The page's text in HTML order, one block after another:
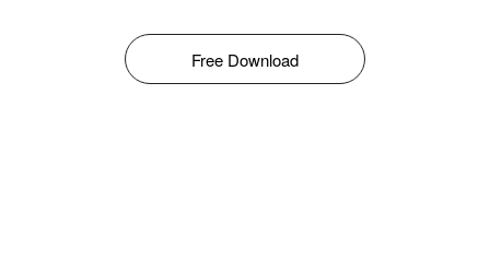
Free Download